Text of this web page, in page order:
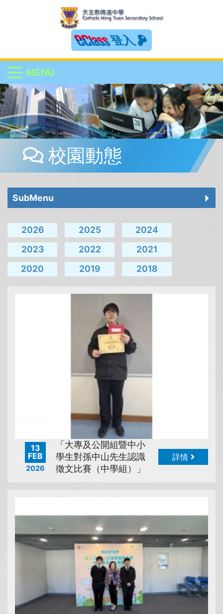
登入
MENU
校園動態
SubMenu
2026 2025
2024
2023
2022
2021
2020
2019 2018
13
FEB
2026
「大專及公開組暨中小
學生對孫中山先生認識
徵文比賽（中學組）」
詳情